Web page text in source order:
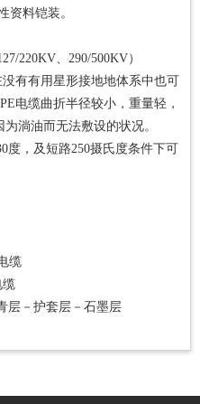
资料铠装。
220KV、290/500KV）
有有用星形接地地体系中也可
电缆曲折半径较小，重量轻，
淌油而无法敷设的状况。
度，及短路250摄氏度条件下可
缆
缆
层－护套层－石墨层